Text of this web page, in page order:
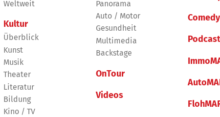
Weltweit
Kultur
Überblick
Kunst
Musik
Theater
Literatur
Bildung
Kino / TV
Panorama
Auto / Motor
Gesundheit
Multimedia
Backstage
OnTour
Videos
Comedy
Podcast